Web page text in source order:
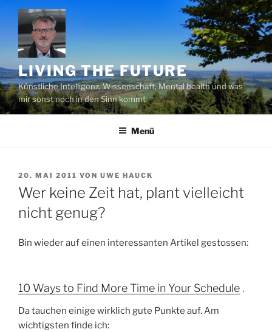
Zum
Inhalt
springen
LIVING THE FUTURE
Künstliche Intelligenz, Wissenschaft, Mental health und was
mir sonst noch in den Sinn kommt
Menü
VERÖFFENTLICHT
AM
20. MAI 2011 VON UWE HAUCK
Wer keine Zeit hat, plant vielleicht
nicht genug?
Bin wieder auf einen interessanten Artikel gestossen:
10 Ways to Find More Time in Your Schedule .
Da tauchen einige wirklich gute Punkte auf. Am
wichtigsten finde ich: